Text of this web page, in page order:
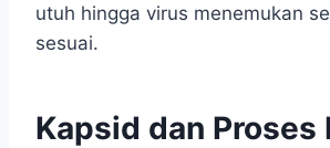
utuh hingga virus menemukan
sesuai.
Kapsid dan Proses